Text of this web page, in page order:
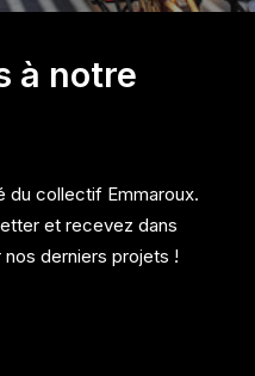
à notre
du collectif Emmaroux.
et recevez dans
derniers projets !